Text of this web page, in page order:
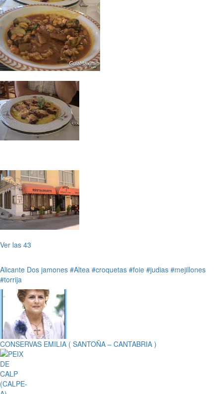
Ver las 43
Alicante Dos jamones #Altea #croquetas #foie #judias #mejillones
#torrija
CONSERVAS EMILIA ( SANTOÑA – CANTABRIA )